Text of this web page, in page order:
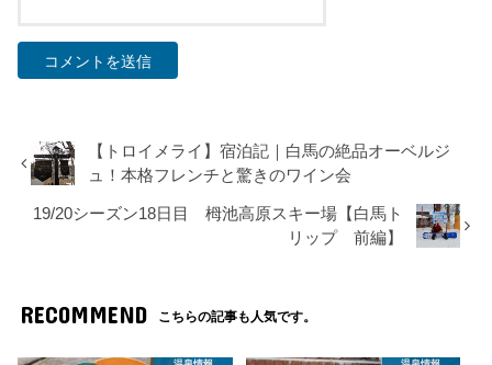
【トロイメライ】宿泊記｜白馬の絶品オーベルジ
ュ！本格フレンチと驚きのワイン会
19/20シーズン18日目 栂池高原スキー場【白馬ト
リップ 前編】
RECOMMEND こちらの記事も人気です。